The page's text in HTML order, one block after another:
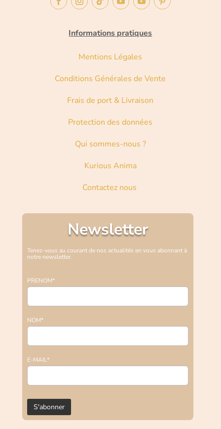
Informations pratiques
Mentions Légales
Conditions Générales de Vente
Frais de port & Livraison
Protection des données
Qui sommes-nous ?
Kurious Anima
Contactez nous
Newsletter
Tenez-vous au courant de nos actualités en vous abonnant à
notre newsletter.
PRENOM*
NOM*
E-MAIL*